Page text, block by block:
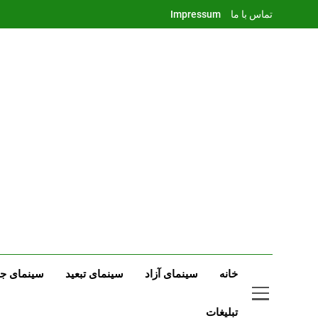
تماس با ما Impressum
خانه سینمای آزاد سینمای تبعید سینمای
تبلیغات